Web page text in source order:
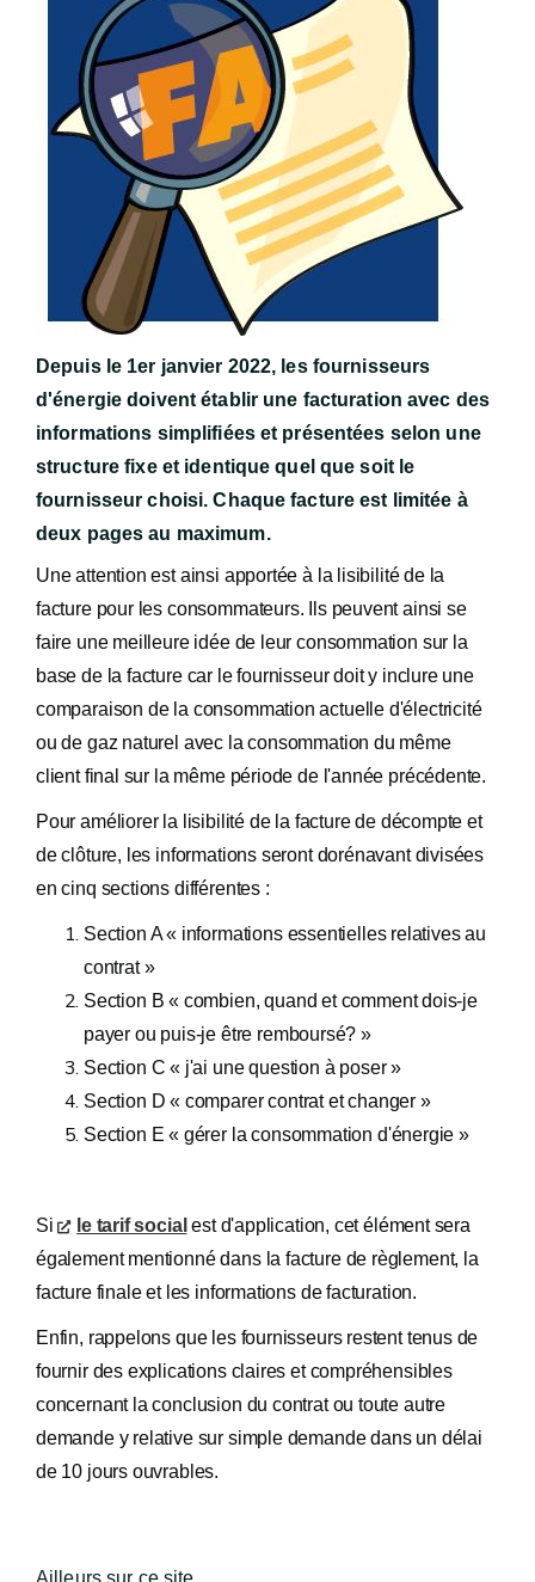
Depuis le 1er janvier 2022, les fournisseurs
d'énergie doivent établir une facturation avec des
informations simplifiées et présentées selon une
structure fixe et identique quel que soit le
fournisseur choisi. Chaque facture est limitée à
deux pages au maximum.
Une attention est ainsi apportée à la lisibilité de la
facture pour les consommateurs. Ils peuvent ainsi se
faire une meilleure idée de leur consommation sur la
base de la facture car le fournisseur doit y inclure une
comparaison de la consommation actuelle d'électricité
ou de gaz naturel avec la consommation du même
client final sur la même période de l'année précédente.
Pour améliorer la lisibilité de la facture de décompte et
de clôture, les informations seront dorénavant divisées
en cinq sections différentes :
Section A « informations essentielles relatives au
contrat »
Section B « combien, quand et comment dois-je
payer ou puis-je être remboursé? »
Section C « j'ai une question à poser »
Section D « comparer contrat et changer »
Section E « gérer la consommation d'énergie »
Si le tarif social est d'application, cet élément sera
également mentionné dans la facture de règlement, la
facture finale et les informations de facturation.
Enfin, rappelons que les fournisseurs restent tenus de
fournir des explications claires et compréhensibles
concernant la conclusion du contrat ou toute autre
demande y relative sur simple demande dans un délai
de 10 jours ouvrables.
Ailleurs sur ce site